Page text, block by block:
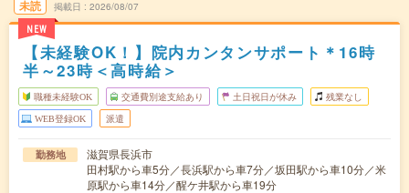
未読
NEW
掲載日 2026/08/07
【未経験OK！】院内カンタンサポート＊16時
半～23時＜高時給＞
職種未経験OK 交通費別途支給あり 土日祝日が休み 残業なし
WEB登録OK 派遣
勤務地
滋賀県長浜市
田村駅から車5分／長浜駅から車7分／坂田駅から車10分／米
原駅から車14分／醒ケ井駅から車19分